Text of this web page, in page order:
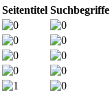
Seitentitel Suchbegriffe